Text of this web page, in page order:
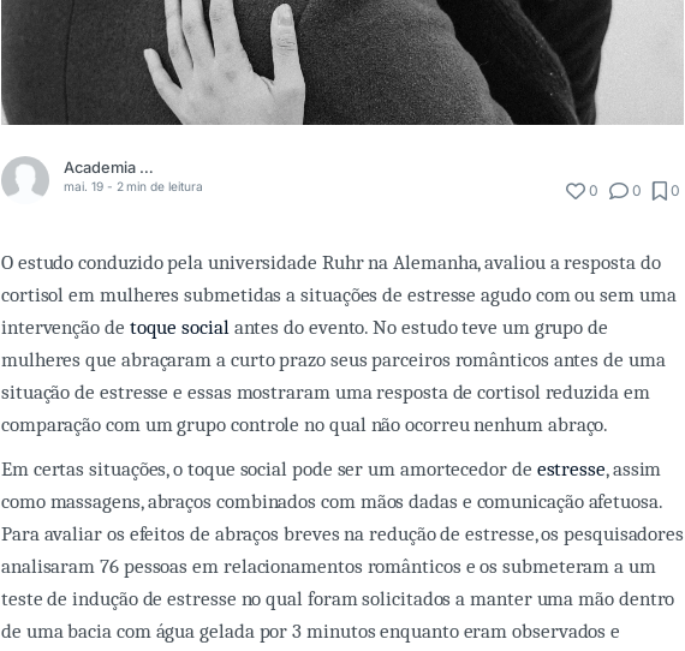
Academia Médica
mai. 19 - 2 min de leitura 0 0 0
O estudo conduzido pela universidade Ruhr na Alemanha, avaliou a resposta do
cortisol em mulheres submetidas a situações de estresse agudo com ou sem uma
intervenção de toque social antes do evento. No estudo teve um grupo de
mulheres que abraçaram a curto prazo seus parceiros românticos antes de uma
situação de estresse e essas mostraram uma resposta de cortisol reduzida em
comparação com um grupo controle no qual não ocorreu nenhum abraço.
Em certas situações, o toque social pode ser um amortecedor de estresse, assim
como massagens, abraços combinados com mãos dadas e comunicação afetuosa.
Para avaliar os efeitos de abraços breves na redução de estresse, os pesquisadores
analisaram 76 pessoas em relacionamentos românticos e os submeteram a um
teste de indução de estresse no qual foram solicitados a manter uma mão dentro
de uma bacia com água gelada por 3 minutos enquanto eram observados e